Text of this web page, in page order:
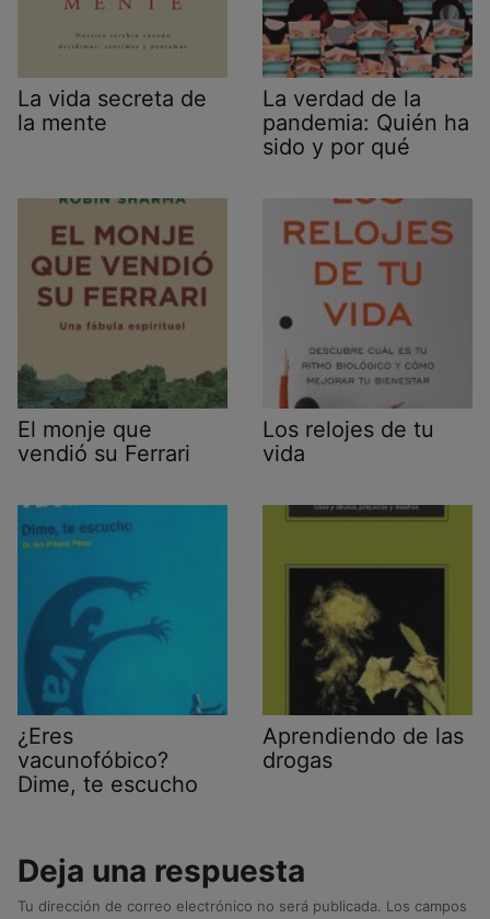
La vida secreta de
la mente
La verdad de la
pandemia: Quién ha
sido y por qué
El monje que
vendió su Ferrari
Los relojes de tu
vida
¿Eres
vacunofóbico?
Dime, te escucho
Aprendiendo de las
drogas
Deja una respuesta
Tu dirección de correo electrónico no será publicada. Los campos